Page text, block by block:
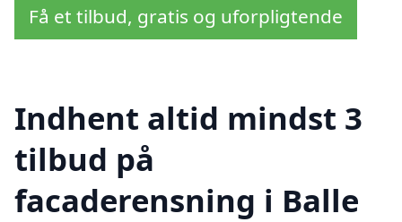
Få et tilbud, gratis og uforpligtende
Indhent altid mindst 3
tilbud på
facaderensning i Balle